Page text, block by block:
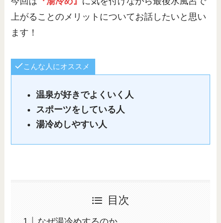
上がることのメリットについてお話したいと思い
ます！
こんな人にオススメ
温泉が好きでよくいく人
スポーツをしている人
湯冷めしやすい人
目次